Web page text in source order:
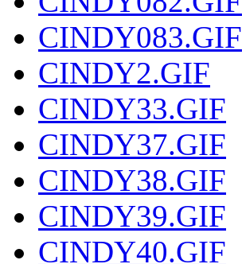
CINDY083.GIF
CINDY2.GIF
CINDY33.GIF
CINDY37.GIF
CINDY38.GIF
CINDY39.GIF
CINDY40.GIF